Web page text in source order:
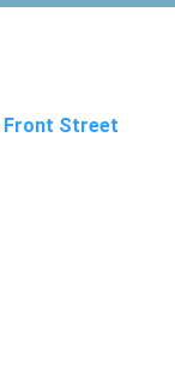
Front Street